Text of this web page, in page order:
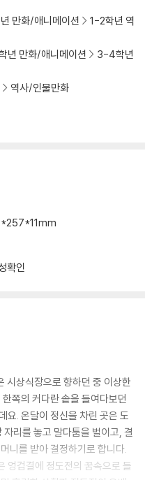
만화/애니메이션
1-2학년 역
년 만화/애니메이션
3-4학년
역사/인물만화
확인
시상식장으로 향하던 중 이상한
쪽의 커다란 솥을 들여다보던
요. 온달이 정신을 차린 곳은 도
리를 놓고 말다툼을 벌이고, 결
니를 받아 결정하기로 합니다.
엉겁결에 정도전의 꿈속으로 들